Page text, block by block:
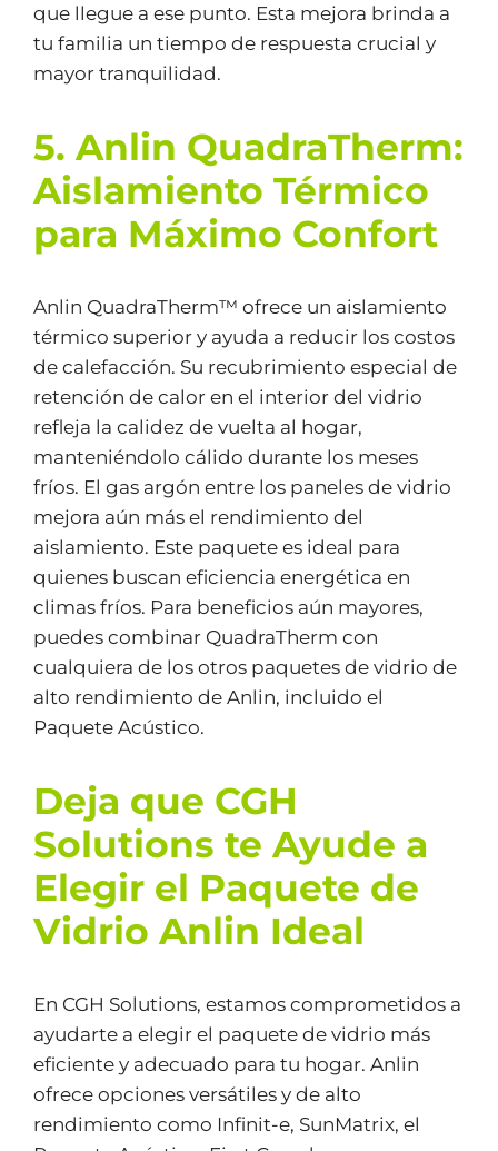
que llegue a ese punto. Esta mejora brinda a
tu familia un tiempo de respuesta crucial y
mayor tranquilidad.
5. Anlin QuadraTherm:
Aislamiento Térmico
para Máximo Confort
Anlin QuadraTherm™ ofrece un aislamiento
térmico superior y ayuda a reducir los costos
de calefacción. Su recubrimiento especial de
retención de calor en el interior del vidrio
refleja la calidez de vuelta al hogar,
manteniéndolo cálido durante los meses
fríos. El gas argón entre los paneles de vidrio
mejora aún más el rendimiento del
aislamiento. Este paquete es ideal para
quienes buscan eficiencia energética en
climas fríos. Para beneficios aún mayores,
puedes combinar QuadraTherm con
cualquiera de los otros paquetes de vidrio de
alto rendimiento de Anlin, incluido el
Paquete Acústico.
Deja que CGH
Solutions te Ayude a
Elegir el Paquete de
Vidrio Anlin Ideal
En CGH Solutions, estamos comprometidos a
ayudarte a elegir el paquete de vidrio más
eficiente y adecuado para tu hogar. Anlin
ofrece opciones versátiles y de alto
rendimiento como Infinit-e, SunMatrix, el